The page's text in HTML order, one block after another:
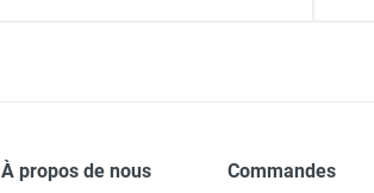
À propos de nous Commandes